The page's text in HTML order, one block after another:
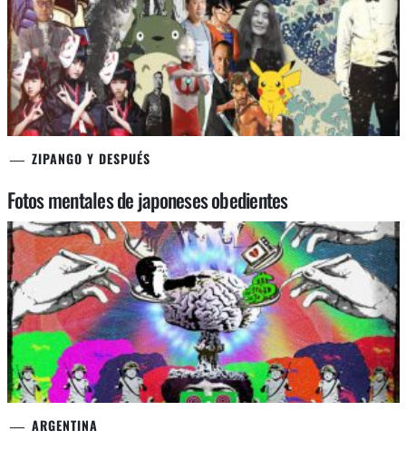
ZIPANGO Y DESPUÉS
Fotos mentales de japoneses obedientes
ARGENTINA